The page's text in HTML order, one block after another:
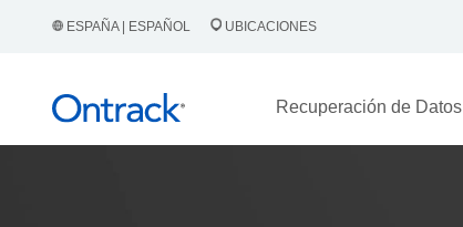
ESPAÑA | ESPAÑOL UBICACIONES
Recuperación de Datos